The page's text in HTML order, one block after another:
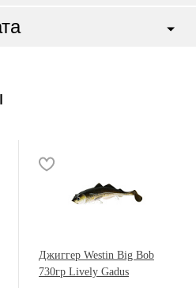
Джиггер Westin Big Bob
730гр Lively Gadus